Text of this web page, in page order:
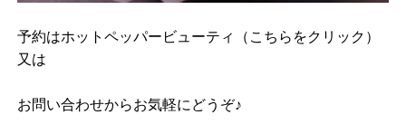
予約はホットペッパービューティ（こちらをクリック）
又は
お問い合わせからお気軽にどうぞ♪